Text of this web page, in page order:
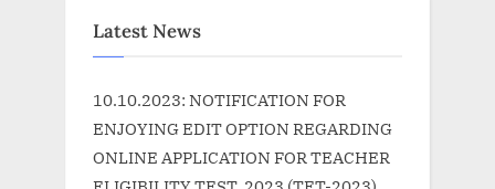
t
o
s
t
:
Latest News
10.10.2023: NOTIFICATION FOR
ENJOYING EDIT OPTION REGARDING
ONLINE APPLICATION FOR TEACHER